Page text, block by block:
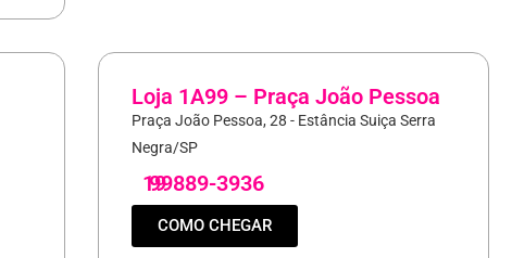
Loja 1A99 – Praça João Pessoa
Praça João Pessoa, 28 - Estância Suiça Serra
Negra/SP
19
99889-3936
COMO CHEGAR